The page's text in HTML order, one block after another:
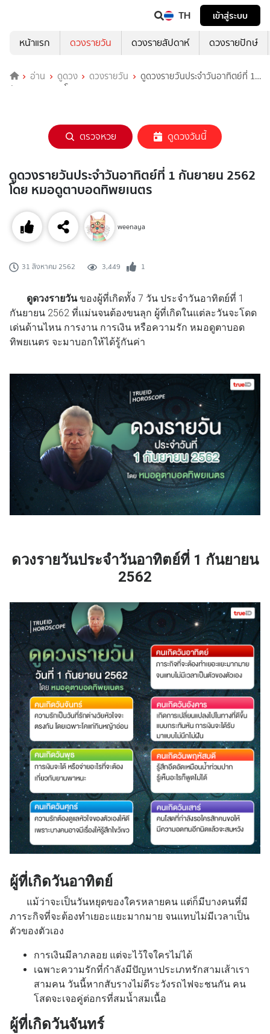
TH
เข้าสู่ระบบ
หน้าแรก
ดวงรายวัน ดวงรายสัปดาห์ ดวงรายปักษ์
อ่าน ดูดวง ดวงรายวัน
ดูดวงรายวันประจำวันอาทิตย์ที่ 1
กันยายน 2562 โดย หมอดูตาบอดทิพยเนตร
ตรวจหวย ดูดวงวันนี้
ดูดวงรายวันประจำวันอาทิตย์ที่ 1 กันยายน 2562
โดย หมอดูตาบอดทิพยเนตร
weenaya
31 สิงหาคม 2562 3,449 1
ดูดวงรายวันของผู้ที่เกิดทั้ง 7 วัน ประจำวันอาทิตย์ที่ 1
กันยายน 2562 ที่แม่นจนต้องขนลุก ผู้ที่เกิดในแต่ละวันจะโดด
เด่นด้านไหน การงาน การเงิน หรือความรัก หมอดูตาบอด
ทิพยเนตร จะมาบอกให้ได้รู้กันค่า
ดวงรายวันประจำวันอาทิตย์ที่ 1 กันยายน
2562
ผู้ที่เกิดวันอาทิตย์
แม้ว่าจะเป็นวันหยุดของใครหลายคน แต่ก็มีบางคนที่มี
ภาระกิจที่จะต้องทำเยอะแยะมากมาย จนแทบไม่มีเวลาเป็น
ตัวของตัวเอง
การเงินมีลาภลอย แต่จะไว้ใจใครไม่ได้
เฉพาะความรักที่กำลังมีปัญหาประเภทรักสามเส้าเรา
สามคน วันนี้หากสับรางไม่ดีระวังรถไฟจะชนกัน คน
โสดจะเจอคู่ต่อกรที่สมน้ำสมเนื้อ
ผู้ที่เกิดวันจันทร์